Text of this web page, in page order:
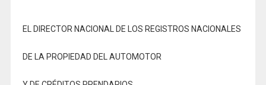
EL DIRECTOR NACIONAL DE LOS REGISTROS NACIONALES
DE LA PROPIEDAD DEL AUTOMOTOR